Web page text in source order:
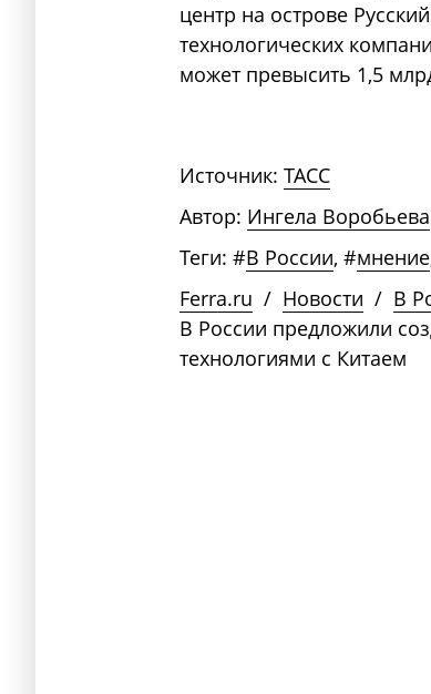
центр на острове
технологических
может превысить 1,5
Источник: ТАСС
Автор: Ингела Воробьева
Теги: #В России, #мнение
Ferra.ru / Новости / В
В России предложили
технологиями с Китаем